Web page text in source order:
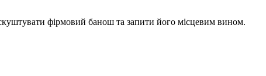
фірмовий банош та запити його місцевим вином.